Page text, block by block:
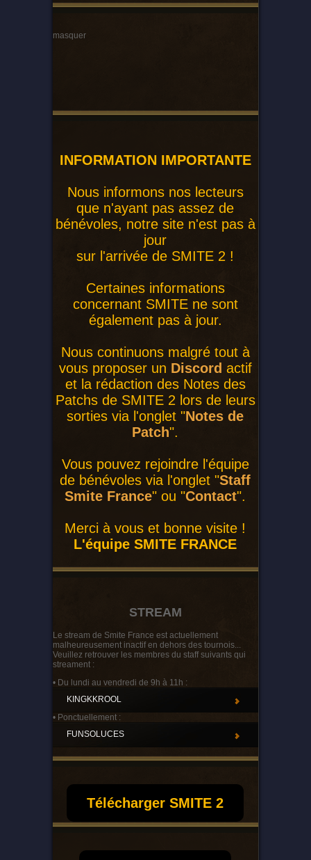
masquer
INFORMATION IMPORTANTE
Nous informons nos lecteurs
que n'ayant pas assez de
bénévoles, notre site n'est pas à
jour
sur l'arrivée de SMITE 2 !
Certaines informations
concernant SMITE ne sont
également pas à jour.
Nous continuons malgré tout à
vous proposer un Discord actif
et la rédaction des Notes des
Patchs de SMITE 2 lors de leurs
sorties via l'onglet "Notes de
Patch".
Vous pouvez rejoindre l'équipe
de bénévoles via l'onglet "Staff
Smite France" ou "Contact".
Merci à vous et bonne visite !
L'équipe SMITE FRANCE
STREAM
Le stream de Smite France est actuellement
malheureusement inactif en dehors des tournois...
Veuillez retrouver les membres du staff suivants qui
streament :
• Du lundi au vendredi de 9h à 11h :
KINGKKROOL
• Ponctuellement :
FUNSOLUCES
Télécharger SMITE 2